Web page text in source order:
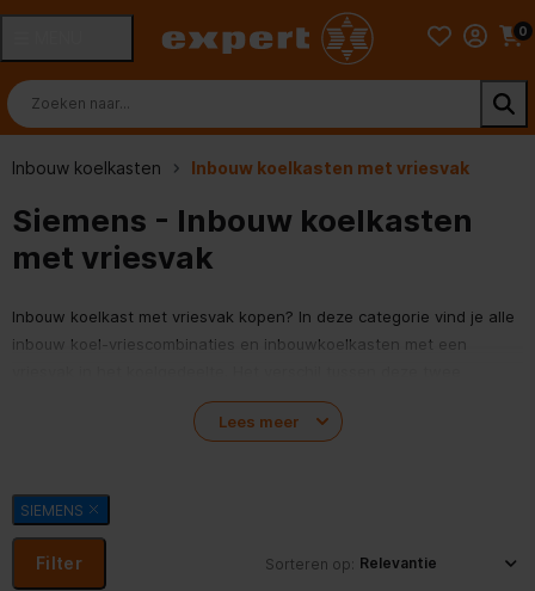
0
Inbouw koelkasten Inbouw koelkasten met vriesvak
Siemens - Inbouw koelkasten
met vriesvak
Inbouw koelkast met vriesvak kopen? In deze categorie vind je alle
inbouw koel-vriescombinaties en inbouwkoelkasten met een
modellen is dat een koel-vriescombinatie aan de buitenkant twee
deuren heeft en een koelkast met ingebouwd vriesvak één deur.
Bekijk hieronder alle inbouw koelkasten met vriesvak bij Expert.
Lees meer
SIEMENS
Filter Sorteren op: